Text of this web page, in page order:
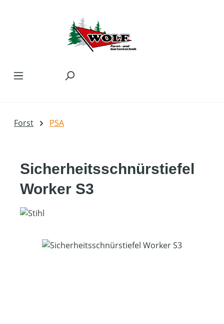
Forst PSA
Sicherheitsschnürstiefel
Worker S3
Bildergalerie überspringen